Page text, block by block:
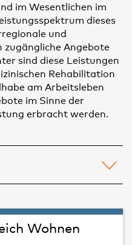
im Wesentlichen im
dieses
und
zugängliche Angebote
sind diese Leistungen
Rehabilitation
am Arbeitsleben
im Sinne der
erbracht werden.
Wohnen